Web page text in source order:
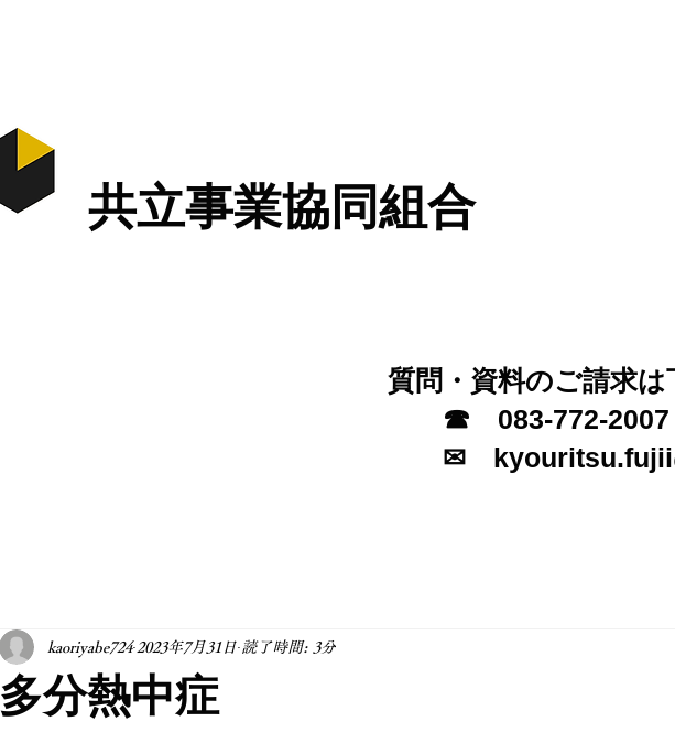
​共立事業協同組合
質問・資料のご請求
☎ 083​-
✉
多分熱中症
kaoriyabe724 2023年7月31日 読了時間: 3分